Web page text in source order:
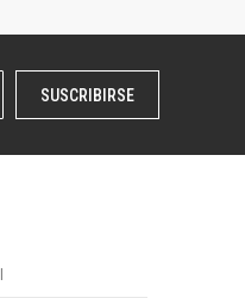
SUSCRIBIRSE